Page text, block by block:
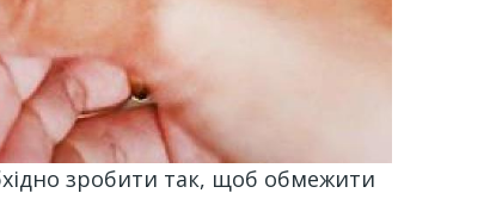
зробити так, щоб обмежити